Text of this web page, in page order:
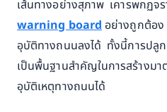
เส้นทางอย่างสุภาพ เคารพกฏจ
warning board อย่างถูกต้อง
อุบัติทางถนนลงได้ ทั้งนี้การปลู
เป็นพื้นฐานสำคัญในการสร้างม
อุบัติเหตุทางถนนได้